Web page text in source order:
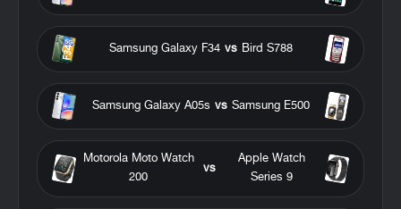
Bird S788
vs
Samsung Galaxy F34
Samsung E500
vs
Samsung Galaxy A05s
Apple Watch
Series 9
vs
Motorola Moto Watch
200